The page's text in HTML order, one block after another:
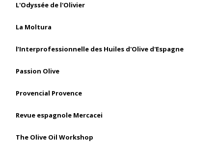
L'Odyssée de l'Olivier
La Moltura
l’Interprofessionnelle des Huiles d'Olive d'Espagne
Passion Olive
Provencial Provence
Revue espagnole Mercacei
The Olive Oil Workshop